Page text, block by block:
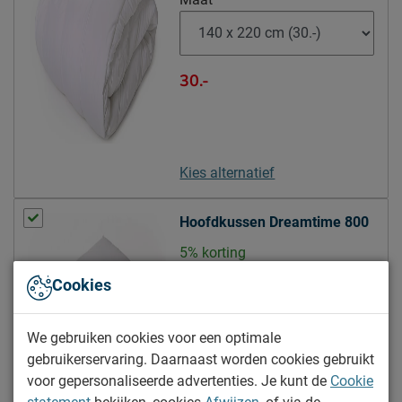
Goed om te weten
Beddenreus voorwaarden
Leveranciersinformatie
Beddenreus B.V.
Locatie
30.-
Kies alternatief
Hoofdkussen Dreamtime 800
5% korting
Hoogte: 10 cm
40.-
Cookies
We gebruiken cookies voor een optimale
gebruikerservaring. Daarnaast worden cookies gebruikt
voor gepersonaliseerde advertenties. Je kunt de Cookie